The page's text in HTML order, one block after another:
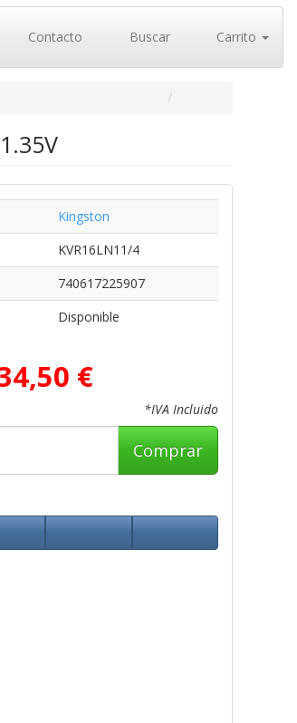
Contacto Buscar Carrito
Kingston
KVR16LN11/4
740617225907
Disponible
€
*IVA Incluido
Comprar